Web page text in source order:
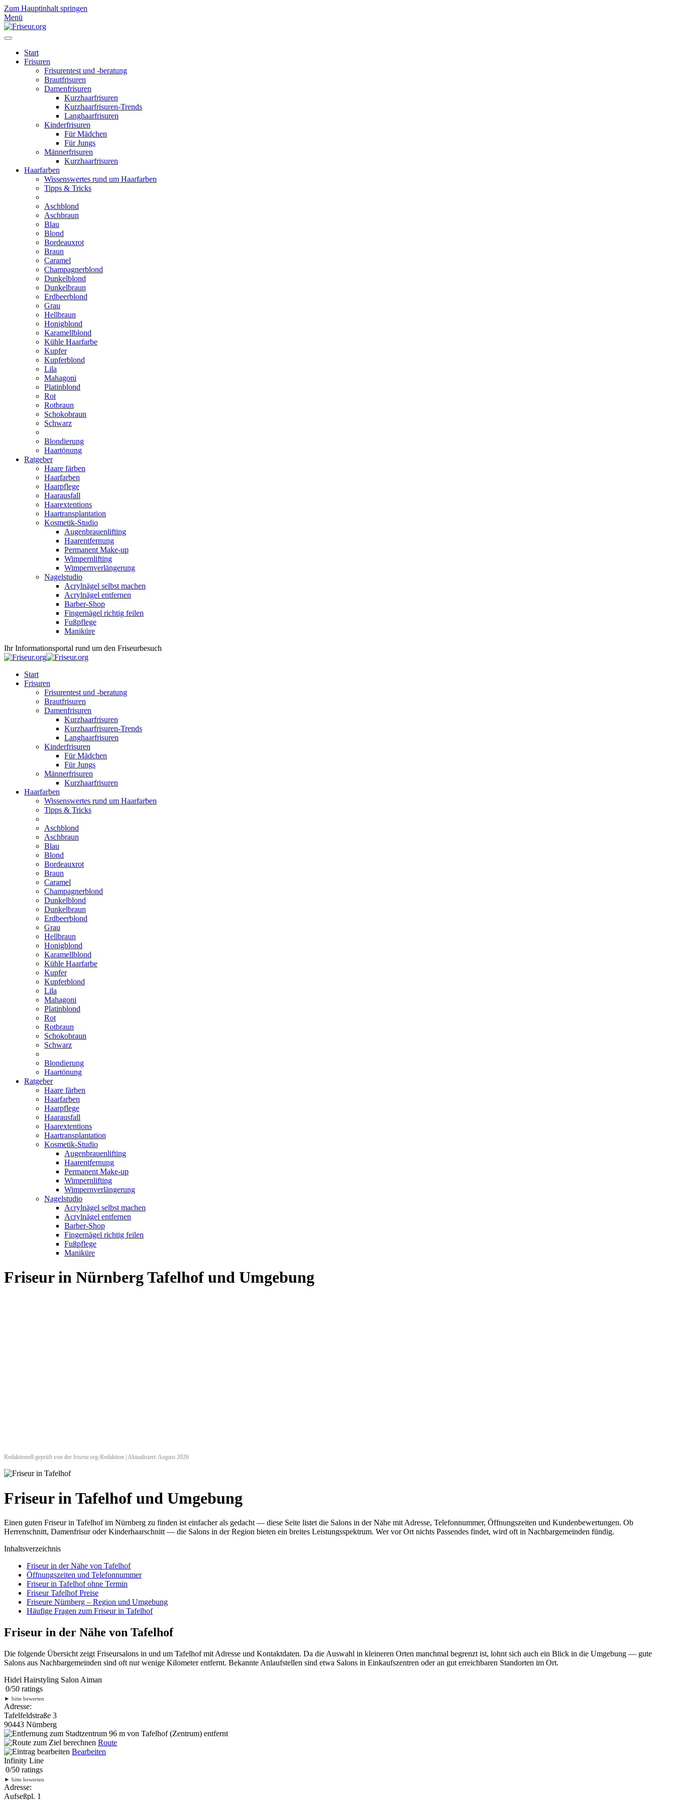
Zum Hauptinhalt springen
Menü
Start
Frisuren
Frisurentest und -beratung
Brautfrisuren
Damenfrisuren
Kurzhaarfrisuren
Kurzhaarfrisuren-Trends
Langhaarfrisuren
Kinderfrisuren
Für Mädchen
Für Jungs
Männerfrisuren
Kurzhaarfrisuren
Haarfarben
Wissenswertes rund um Haarfarben
Tipps & Tricks
Aschblond
Aschbraun
Blau
Blond
Bordeauxrot
Braun
Caramel
Champagnerblond
Dunkelblond
Dunkelbraun
Erdbeerblond
Grau
Hellbraun
Honigblond
Karamellblond
Kühle Haarfarbe
Kupfer
Kupferblond
Lila
Mahagoni
Platinblond
Rot
Rotbraun
Schokobraun
Schwarz
Blondierung
Haartönung
Ratgeber
Haare färben
Haarfarben
Haarpflege
Haarausfall
Haarextentions
Haartransplantation
Kosmetik-Studio
Augenbrauenlifting
Haarentfernung
Permanent Make-up
Wimpernlifting
Wimpernverlängerung
Nagelstudio
Acrylnägel selbst machen
Acrylnägel entfernen
Barber-Shop
Fingernägel richtig feilen
Fußpflege
Maniküre
Ihr Informationsportal rund um den Friseurbesuch
Start
Frisuren
Frisurentest und -beratung
Brautfrisuren
Damenfrisuren
Kurzhaarfrisuren
Kurzhaarfrisuren-Trends
Langhaarfrisuren
Kinderfrisuren
Für Mädchen
Für Jungs
Männerfrisuren
Kurzhaarfrisuren
Haarfarben
Wissenswertes rund um Haarfarben
Tipps & Tricks
Aschblond
Aschbraun
Blau
Blond
Bordeauxrot
Braun
Caramel
Champagnerblond
Dunkelblond
Dunkelbraun
Erdbeerblond
Grau
Hellbraun
Honigblond
Karamellblond
Kühle Haarfarbe
Kupfer
Kupferblond
Lila
Mahagoni
Platinblond
Rot
Rotbraun
Schokobraun
Schwarz
Blondierung
Haartönung
Ratgeber
Haare färben
Haarfarben
Haarpflege
Haarausfall
Haarextentions
Haartransplantation
Kosmetik-Studio
Augenbrauenlifting
Haarentfernung
Permanent Make-up
Wimpernlifting
Wimpernverlängerung
Nagelstudio
Acrylnägel selbst machen
Acrylnägel entfernen
Barber-Shop
Fingernägel richtig feilen
Fußpflege
Maniküre
Friseur in Nürnberg Tafelhof und Umgebung
Redaktionell geprüft von der friseur.org-Redaktion | Aktualisiert: August 2026
Friseur in Tafelhof und Umgebung
Einen guten Friseur in Tafelhof im Nürnberg zu finden ist einfacher als gedacht — diese Seite listet die Salons in der Nähe mit Adresse, Telefonnummer, Öffnungszeiten und Kundenbewertungen. Ob
Herrenschnitt, Damenfrisur oder Kinderhaarschnitt — die Salons in der Region bieten ein breites Leistungsspektrum. Wer vor Ort nichts Passendes findet, wird oft in Nachbargemeinden fündig.
Inhaltsverzeichnis
Friseur in der Nähe von Tafelhof
Öffnungszeiten und Telefonnummer
Friseur in Tafelhof ohne Termin
Friseur Tafelhof Preise
Friseure Nürnberg – Region und Umgebung
Häufige Fragen zum Friseur in Tafelhof
Friseur in der Nähe von Tafelhof
Die folgende Übersicht zeigt Friseursalons in und um Tafelhof mit Adresse und Kontaktdaten. Da die Auswahl in kleineren Orten manchmal begrenzt ist, lohnt sich auch ein Blick in die Umgebung — gute
Salons aus Nachbargemeinden sind oft nur wenige Kilometer entfernt. Bekannte Anlaufstellen sind etwa Salons in Einkaufszentren oder an gut erreichbaren Standorten im Ort.
Hidel Hairstyling Salon Aiman
0/50 ratings
► bitte bewerten
Adresse:
Tafelfeldstraße 3
90443 Nürnberg
96 m von Tafelhof (Zentrum) entfernt
Route
Bearbeiten
Infinity Line
0/50 ratings
► bitte bewerten
Adresse:
Aufseßpl. 1